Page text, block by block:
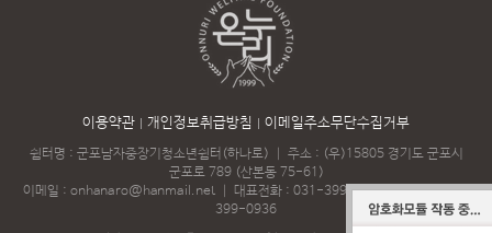
이용약관 개인정보취급방침 이메일주소무단수집거부
쉼터명 : 군포남자중장기청소년쉼터(하나로)
주소 : (우)15805 경기도 군포시
군포로 789 (산본동 75-61)
이메일 : onhanaro@hanmail.net｜ 대표전화 : 031-399-7997｜팩스 : 031-
399-0936